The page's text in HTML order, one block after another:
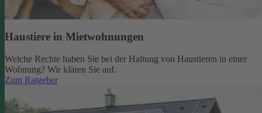
Haustiere in Mietwohnungen
Welche Rechte haben Sie bei der Haltung von Haustieren in einer
Wohnung? Wir klären Sie auf.
Zum Ratgeber